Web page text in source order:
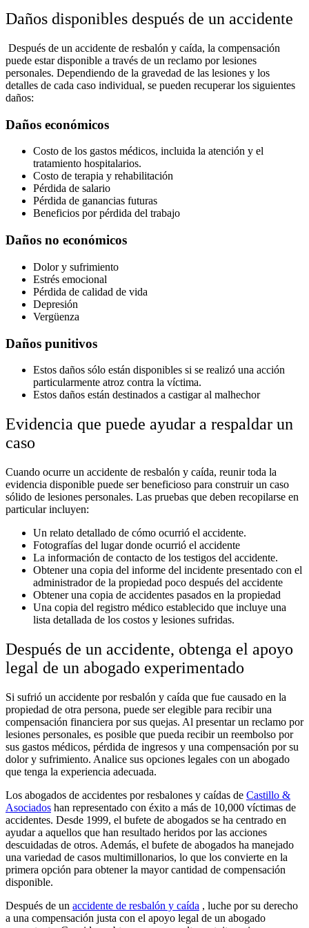
Daños disponibles después de un accidente
Después de un accidente de resbalón y caída, la compensación
puede estar disponible a través de un reclamo por lesiones
personales. Dependiendo de la gravedad de las lesiones y los
detalles de cada caso individual, se pueden recuperar los siguientes
daños:
Daños económicos
Costo de los gastos médicos, incluida la atención y el
tratamiento hospitalarios.
Costo de terapia y rehabilitación
Pérdida de salario
Pérdida de ganancias futuras
Beneficios por pérdida del trabajo
Daños no económicos
Dolor y sufrimiento
Estrés emocional
Pérdida de calidad de vida
Depresión
Vergüenza
Daños punitivos
Estos daños sólo están disponibles si se realizó una acción
particularmente atroz contra la víctima.
Estos daños están destinados a castigar al malhechor
Evidencia que puede ayudar a respaldar un
caso
Cuando ocurre un accidente de resbalón y caída, reunir toda la
evidencia disponible puede ser beneficioso para construir un caso
sólido de lesiones personales. Las pruebas que deben recopilarse en
particular incluyen:
Un relato detallado de cómo ocurrió el accidente.
Fotografías del lugar donde ocurrió el accidente
La información de contacto de los testigos del accidente.
Obtener una copia del informe del incidente presentado con el
administrador de la propiedad poco después del accidente
Obtener una copia de accidentes pasados ​​en la propiedad
Una copia del registro médico establecido que incluye una
lista detallada de los costos y lesiones sufridas.
Después de un accidente, obtenga el apoyo
legal de un abogado experimentado
Si sufrió un accidente por resbalón y caída que fue causado en la
propiedad de otra persona, puede ser elegible para recibir una
compensación financiera por sus quejas. Al presentar un reclamo por
lesiones personales, es posible que pueda recibir un reembolso por
sus gastos médicos, pérdida de ingresos y una compensación por su
dolor y sufrimiento. Analice sus opciones legales con un abogado
que tenga la experiencia adecuada.
Los abogados de accidentes por resbalones y caídas de Castillo &
Asociados han representado con éxito a más de 10,000 víctimas de
accidentes. Desde 1999, el bufete de abogados se ha centrado en
ayudar a aquellos que han resultado heridos por las acciones
descuidadas de otros. Además, el bufete de abogados ha manejado
una variedad de casos multimillonarios, lo que los convierte en la
primera opción para obtener la mayor cantidad de compensación
disponible.
Después de un accidente de resbalón y caída , luche por su derecho
a una compensación justa con el apoyo legal de un abogado